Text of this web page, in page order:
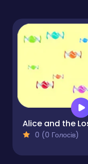
0 (0 Голосів)